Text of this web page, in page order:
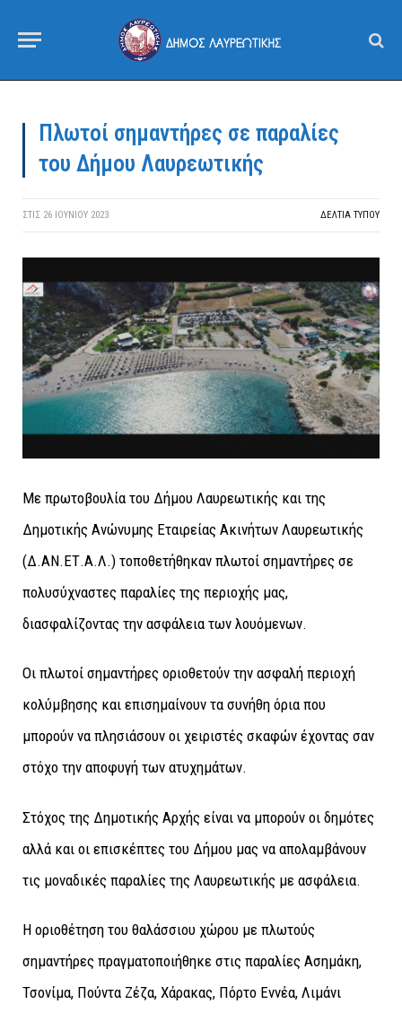
Πλωτοί σημαντήρες σε παραλίες
του Δήμου Λαυρεωτικής
ΣΤΙΣ 26 ΙΟΥΝΊΟΥ 2023 ΔΕΛΤΙΑ ΤΥΠΟΥ
Με πρωτοβουλία του Δήμου Λαυρεωτικής και της
Δημοτικής Ανώνυμης Εταιρείας Ακινήτων Λαυρεωτικής
(Δ.ΑΝ.ΕΤ.Α.Λ.) τοποθετήθηκαν πλωτοί σημαντήρες σε
πολυσύχναστες παραλίες της περιοχής μας,
διασφαλίζοντας την ασφάλεια των λουόμενων.
Οι πλωτοί σημαντήρες οριοθετούν την ασφαλή περιοχή
κολύμβησης και επισημαίνουν τα συνήθη όρια που
μπορούν να πλησιάσουν οι χειριστές σκαφών έχοντας σαν
στόχο την αποφυγή των ατυχημάτων.
Στόχος της Δημοτικής Αρχής είναι να μπορούν οι δημότες
αλλά και οι επισκέπτες του Δήμου μας να απολαμβάνουν
τις μοναδικές παραλίες της Λαυρεωτικής με ασφάλεια.
Η οριοθέτηση του θαλάσσιου χώρου με πλωτούς
σημαντήρες πραγματοποιήθηκε στις παραλίες Ασημάκη,
Τσονίμα, Πούντα Ζέζα, Χάρακας, Πόρτο Εννέα, Λιμάνι